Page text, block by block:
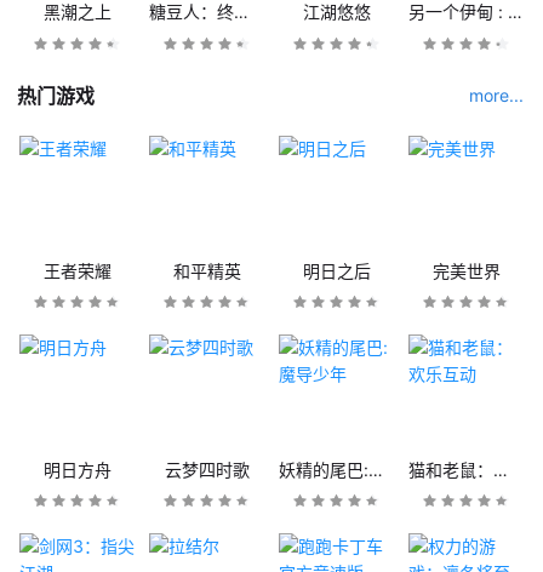
黑潮之上 糖豆人：终极淘汰赛 江湖悠悠 另一个伊甸 : 超越时空的猫
热门游戏 more...
王者荣耀 和平精英 明日之后 完美世界
明日方舟 云梦四时歌 妖精的尾巴:魔导少年 猫和老鼠：欢乐互动